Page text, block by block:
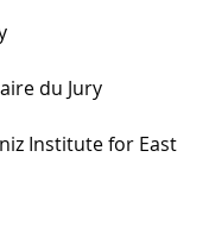
du Jury
Institute for East